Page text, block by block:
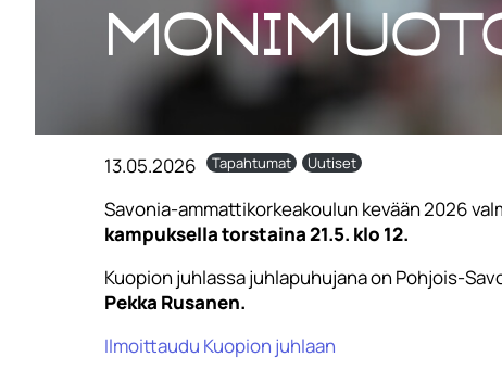
13.05.2026 Tapahtumat Uutiset
Savonia-ammattikorkeakoulun kevään 2026
kampuksella torstaina 21.5. klo 12.
Kuopion juhlassa juhlapuhujana on Pohjois-
Pekka Rusanen.
Ilmoittaudu Kuopion juhlaan